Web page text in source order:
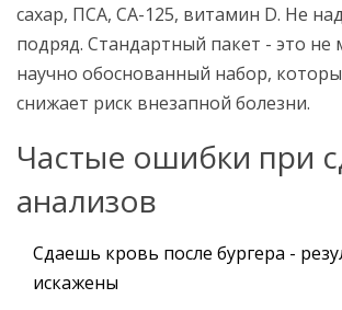
сахар, ПСА, СА-125, витамин D. Не
подряд. Стандартный пакет - это не
научно обоснованный набор,
снижает риск внезапной болезни.
Частые ошибки при
анализов
Сдаешь кровь после бургера -
искажены